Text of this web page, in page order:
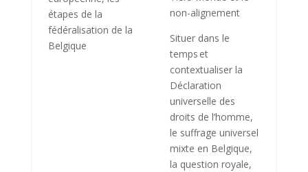
étapes de la
fédéralisation de la
Belgique
non-alignement
Situer dans le
temps et
contextualiser la
Déclaration
universelle des
droits de l’homme,
le suffrage universel
mixte en Belgique,
la question royale,